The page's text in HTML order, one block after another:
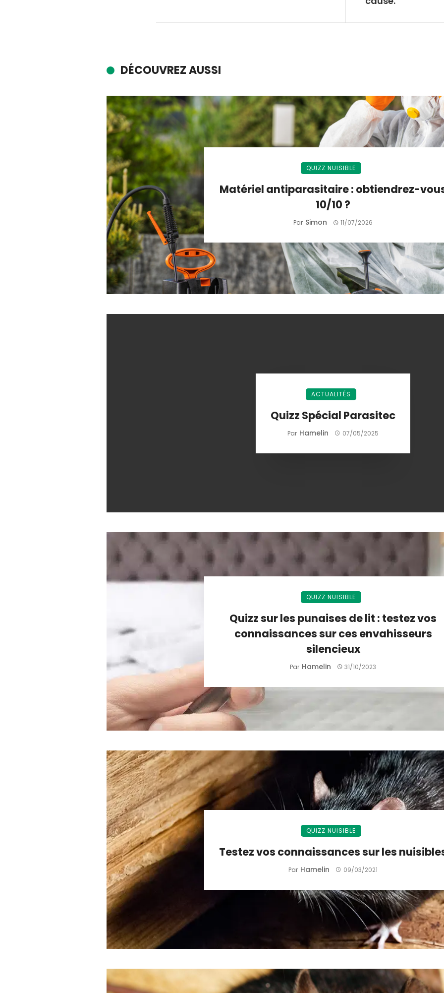
DÉCOUVREZ AUSSI
QUIZZ NUISIBLE
Matériel antiparasitaire : obtiendrez-
10/10 ?
Par Simon 11/07/2026
ACTUALITÉS
Quizz Spécial Parasitec
Par Hamelin 07/05/2025
QUIZZ NUISIBLE
Quizz sur les punaises de lit : testez vos
connaissances sur ces envahisseurs
silencieux
Par Hamelin 31/10/2023
QUIZZ NUISIBLE
Testez vos connaissances sur les
Par Hamelin 09/03/2021